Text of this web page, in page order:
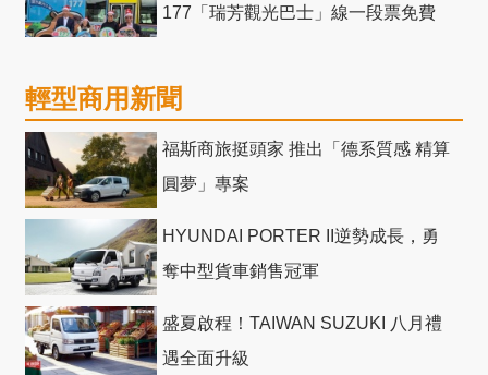
177「瑞芳觀光巴士」線一段票免費
輕型商用新聞
福斯商旅挺頭家 推出「德系質感 精算
圓夢」專案
HYUNDAI PORTER II逆勢成長，勇
奪中型貨車銷售冠軍
盛夏啟程！TAIWAN SUZUKI 八月禮
遇全面升級